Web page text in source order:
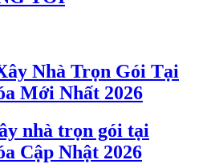
Nhà Trọn Gói Tại
Mới Nhất 2026
nhà trọn gói tại
Cập Nhật 2026